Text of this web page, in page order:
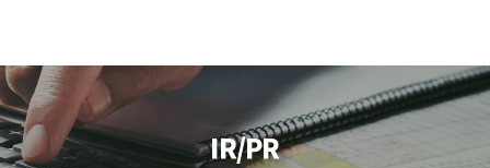
IR/PR